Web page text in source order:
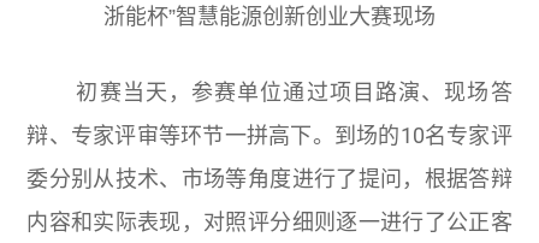
浙能杯”智慧能源创新创业大赛现场
初赛当天，参赛单位通过项目路演、现场答
辩、专家评审等环节一拼高下。到场的10名专家评
委分别从技术、市场等角度进行了提问，根据答辩
内容和实际表现，对照评分细则逐一进行了公正客